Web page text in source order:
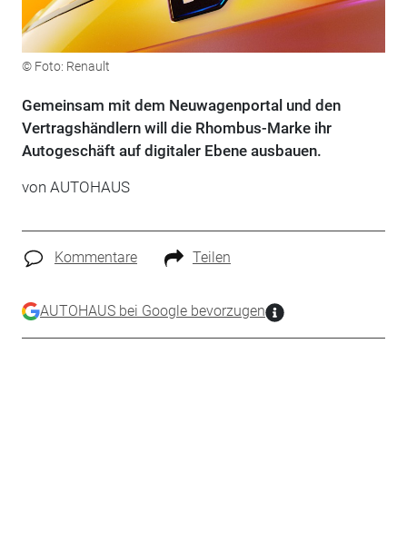
© Foto: Renault
Gemeinsam mit dem Neuwagenportal und den
Vertragshändlern will die Rhombus-Marke ihr
Autogeschäft auf digitaler Ebene ausbauen.
von AUTOHAUS
Kommentare Teilen
AUTOHAUS bei Google bevorzugen